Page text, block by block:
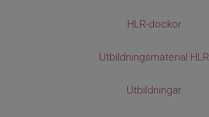
HLR-dockor
Utbildningsmaterial HLR
Utbildningar